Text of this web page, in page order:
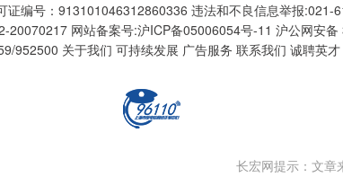
编号：913101046312860336 违法和不良信息举报:021-
20070217 网站备案号:沪ICP备05006054号-11 沪公网安
952500 关于我们 可持续发展 广告服务 联系我们 诚聘英
长宏网提示：文章